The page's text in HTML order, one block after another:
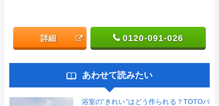
詳細 0120-091-026
あわせて読みたい
浴室の”きれい”はどう作られる？TOTOバ